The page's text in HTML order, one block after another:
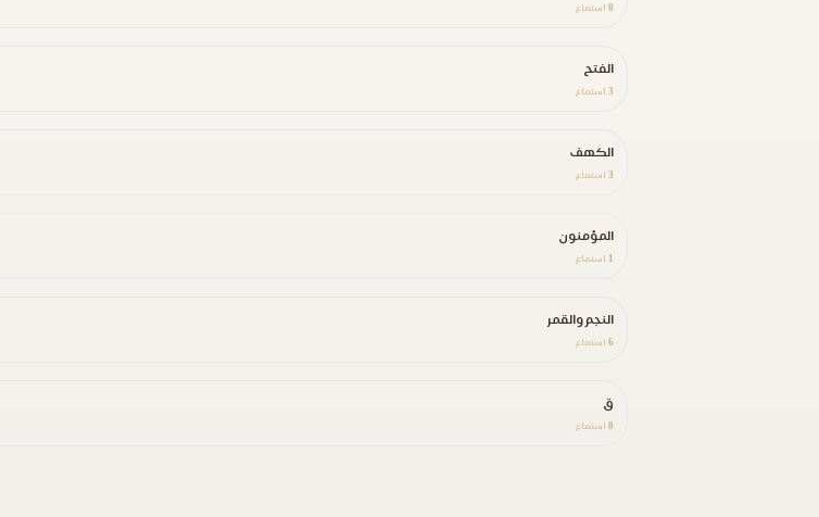
0 استماع
الفتح
3 استماع
الكهف
3 استماع
المؤمنون
1 استماع
النجم والقمر
6 استماع
ق
0 استماع